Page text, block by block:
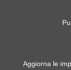
Aggiorna le